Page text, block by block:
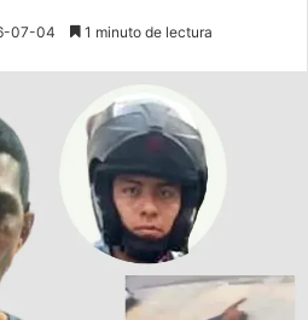
07-04 1 minuto de lectura